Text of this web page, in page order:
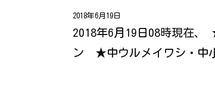
2018年6月19日
2018年6月19日08時現
ン ★中ウルメイワシ・中